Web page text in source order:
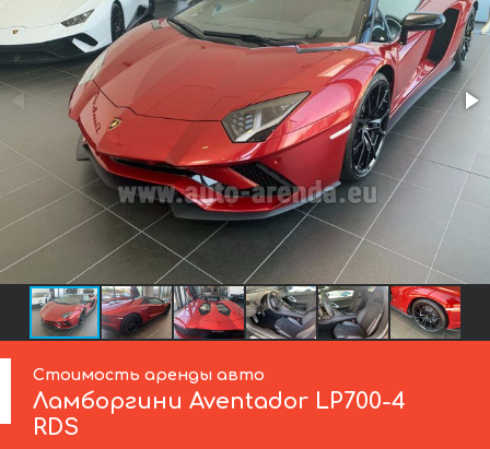
Стоимость аренды авто
ЛамборгиниAventador LP700-4
RDS